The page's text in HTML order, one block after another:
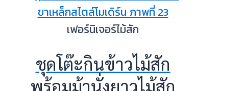
เฟอร์นิเจอร์ไม้สัก
ชุดโต๊ะกินข้าวไม้สัก
พร้อมม้านั่งยาวไม้สัก